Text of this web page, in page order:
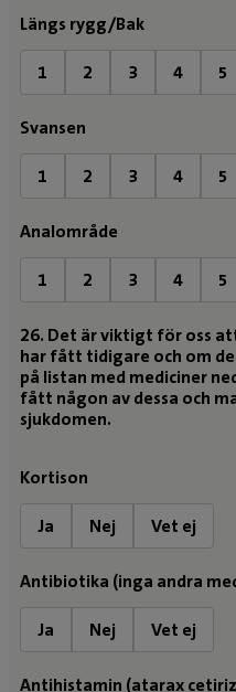
Längs rygg/Bak
1 2 3 4 5
Svansen
1 2 3 4 5
Analområde
1 2 3 4 5
26. Det är viktigt för oss
har fått tidigare och om
på listan med mediciner
fått någon av dessa och
sjukdomen.
Kortison
Ja Nej Vet ej
Antibiotika (inga andra
Ja Nej Vet ej
Antihistamin (atarax